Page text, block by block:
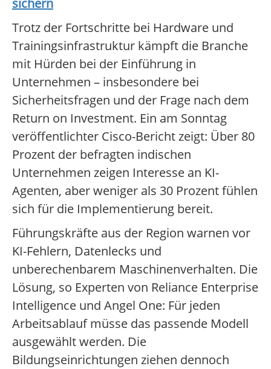
sichern
Trotz der Fortschritte bei Hardware und
Trainingsinfrastruktur kämpft die Branche
mit Hürden bei der Einführung in
Unternehmen – insbesondere bei
Sicherheitsfragen und der Frage nach dem
Return on Investment. Ein am Sonntag
veröffentlichter Cisco-Bericht zeigt: Über 80
Prozent der befragten indischen
Unternehmen zeigen Interesse an KI-
Agenten, aber weniger als 30 Prozent fühlen
sich für die Implementierung bereit.
Führungskräfte aus der Region warnen vor
KI-Fehlern, Datenlecks und
unberechenbarem Maschinenverhalten. Die
Lösung, so Experten von Reliance Enterprise
Intelligence und Angel One: Für jeden
Arbeitsablauf müsse das passende Modell
ausgewählt werden. Die
Bildungseinrichtungen ziehen dennoch